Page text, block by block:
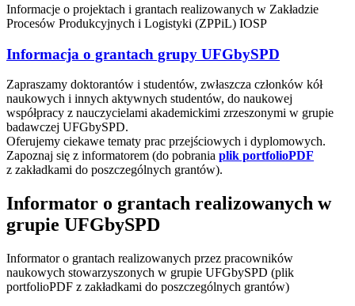
Informacje o projektach i grantach realizowanych w Zakładzie
Procesów Produkcyjnych i Logistyki (ZPPiL) IOSP
Informacja o grantach grupy UFGbySPD
Zapraszamy doktorantów i studentów, zwłaszcza członków kół
naukowych i innych aktywnych studentów, do naukowej
współpracy z nauczycielami akademickimi zrzeszonymi w grupie
badawczej UFGbySPD.
Oferujemy ciekawe tematy prac przejściowych i dyplomowych.
Zapoznaj się z informatorem (do pobrania plik portfolioPDF
z zakładkami do poszczególnych grantów).
Informator o grantach realizowanych w
grupie UFGbySPD
Informator o grantach realizowanych przez pracowników
naukowych stowarzyszonych w grupie UFGbySPD (plik
portfolioPDF z zakładkami do poszczególnych grantów)